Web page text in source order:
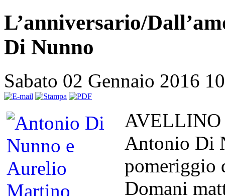
L’anniversario/
Di Nunno
Sabato 02 Gennaio 2016
AVELLINO
Antonio Di
pomeriggio
Domani